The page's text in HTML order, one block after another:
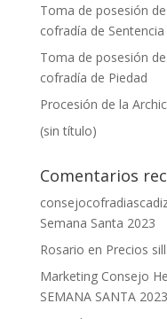
Toma de posesión
cofradía de Sentencia
Toma de posesión
cofradía de Piedad
Procesión de la
(sin título)
Comentarios
Semana Santa 2023
Rosario en Precios
Marketing Consejo
SEMANA SANTA 2023